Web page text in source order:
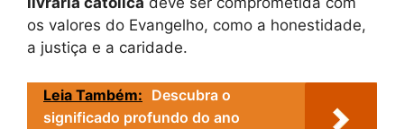
os valores do Evangelho, como a honestidade,
a justiça e a caridade.
Leia Também: Descubra o
significado profundo do ano